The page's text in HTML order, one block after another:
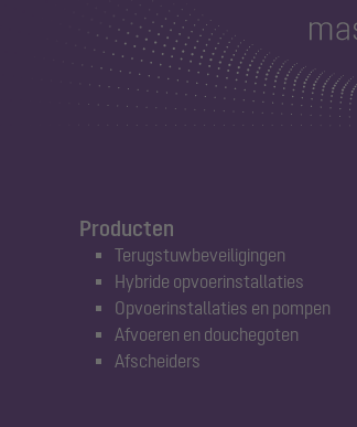
Producten
Terugstuwbeveiligingen
Hybride opvoerinstallaties
Opvoerinstallaties en pompen
Afvoeren en douchegoten
Afscheiders